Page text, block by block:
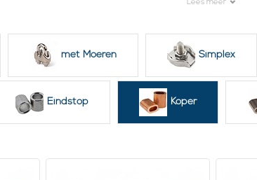
: Gebruikt in tuigage en ankersystemen voor schepen.
Voor het veilig vastzetten van ladingen.
Persklemmen
: Zorgt voor een sterke verbinding met
: Ideaal voor buitenomgevingen en maritieme
voor diverse staalkabeldiktes.
: Eenvoudig te installeren met het juiste gereedschap.
Lees meer
met Moeren Simplex
Eindstop Koper